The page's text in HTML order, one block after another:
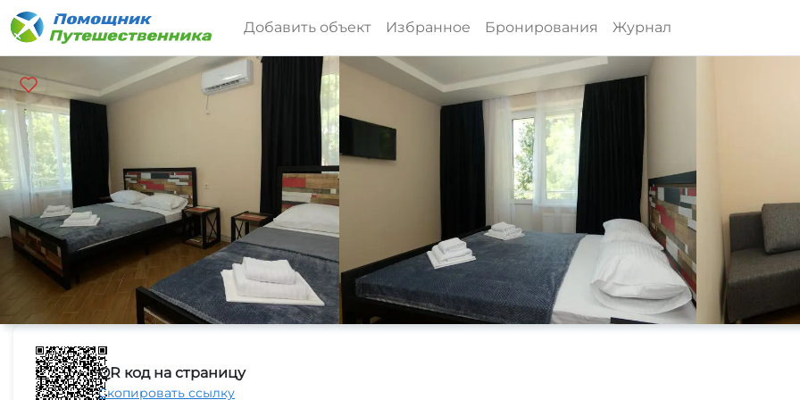
Добавить объект Избранное Бронирования Журнал
QR код на страницу
Скопировать ссылку